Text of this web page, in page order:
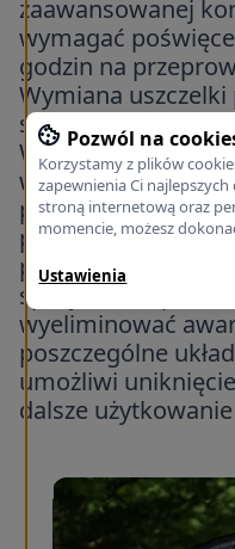
zaawansowanej
wymagać
godzin na
Wymiana uszczelki
serwisach w
Wymiana uszczelki
w serwisach
przywróci
połączeniu z
przeprowadzonym
specjalistów
wyeliminować
poszczególne
umożliwi
dalsze
Pozwól na
Korzystamy z plików
zapewnienia Ci
stroną internetową oraz
momencie, możesz
Ustawienia